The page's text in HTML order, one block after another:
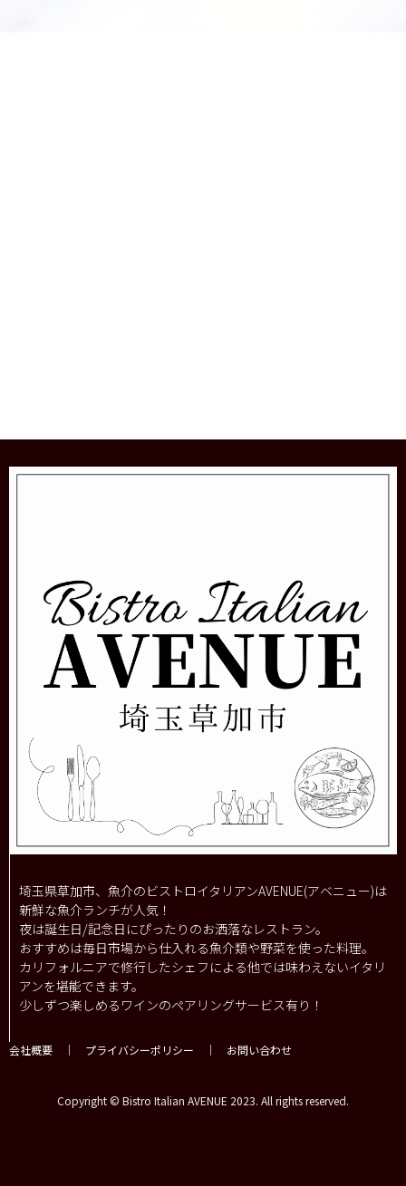
埼玉県草加市、魚介のビストロイタリアンAVENUE(アベニュー)は
新鮮な魚介ランチが人気！
夜は誕生日/記念日にぴったりのお洒落なレストラン。
おすすめは毎日市場から仕入れる魚介類や野菜を使った料理。
カリフォルニアで修行したシェフによる他では味わえないイタリ
アンを堪能できます。
少しずつ楽しめるワインのペアリングサービス有り！
会社概要 ｜ プライバシーポリシー ｜ お問い合わせ
Copyright © Bistro Italian AVENUE 2023. All rights reserved.